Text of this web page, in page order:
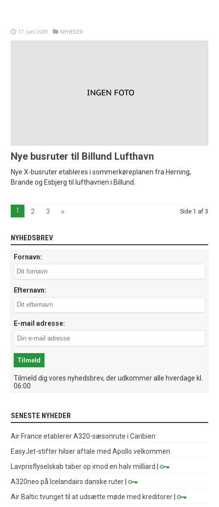
17. juni 2009 NYHEDER
Nye busruter til Billund Lufthavn
Nye X-busruter etableres i sommerkøreplanen fra Herning,
Brande og Esbjerg til lufthavnen i Billund.
Side 1 af 3
1 2 3 »
NYHEDSBREV
Fornavn:
Efternavn:
E-mail adresse:
Tilmeld dig vores nyhedsbrev, der udkommer alle hverdage kl.
06:00
SENESTE NYHEDER
Air France etablerer A320-sæsonrute i Caribien
EasyJet-stifter hilser aftale med Apollo velkommen
Lavprisflyselskab taber op imod en halv milliard
|
A320neo på Icelandairs danske ruter |
Air Baltic tvunget til at udsætte møde med kreditorer |